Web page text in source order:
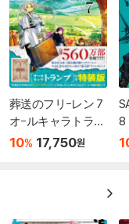
葬送のフリ-レン 7
オ-ルキャラトラン
プ付き特裝版
10% 17,750원
8